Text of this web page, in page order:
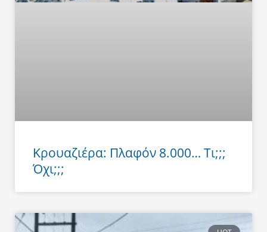
Κρουαζιέρα: Πλαφόν 8.000… Τι;;;
Όχι;;;